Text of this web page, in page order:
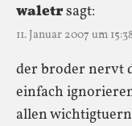
waletrsagt:
11. Januar 2007 um
der broder nervt
einfach
allen